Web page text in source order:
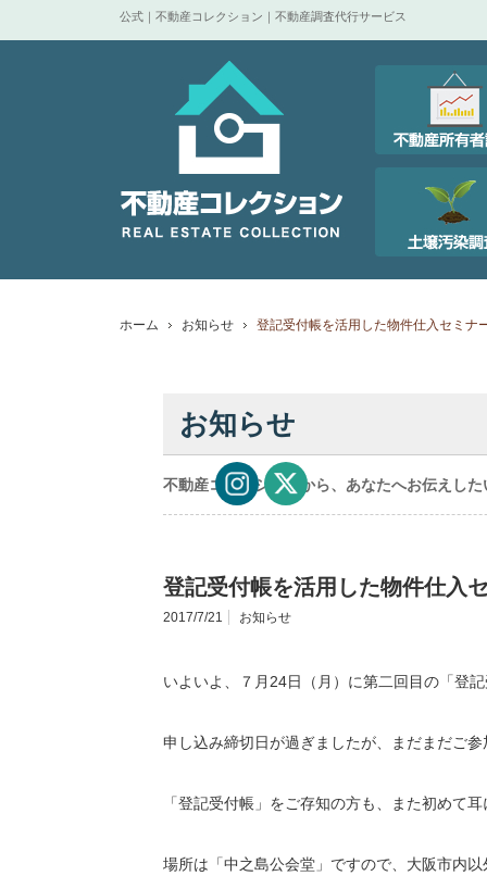
公式｜不動産コレクション｜不動産調査代行サービス
ホーム お知らせ 登記受付帳を活用した物件仕入セミナ
お知らせ
不動産コレクションから、あなたへお伝えした
登記受付帳を活用した物件仕入
2017/7/21 お知らせ
いよいよ、７月24日（月）に第二回目の「登
申し込み締切日が過ぎましたが、まだまだご
「登記受付帳」をご存知の方も、また初めて
場所は「中之島公会堂」ですので、大阪市内